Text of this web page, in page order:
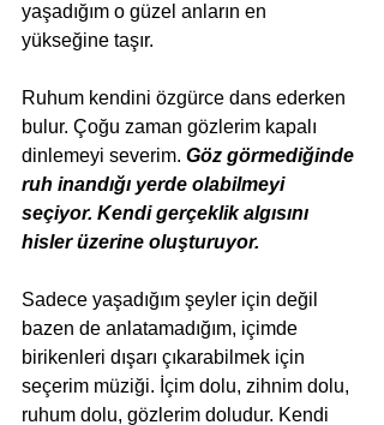
yaşadığım o güzel anların en
yükseğine taşır.
Ruhum kendini özgürce dans ederken
bulur. Çoğu zaman gözlerim kapalı
dinlemeyi severim. Göz görmediğinde
ruh inandığı yerde olabilmeyi
seçiyor. Kendi gerçeklik algısını
hisler üzerine oluşturuyor.
Sadece yaşadığım şeyler için değil
bazen de anlatamadığım, içimde
birikenleri dışarı çıkarabilmek için
seçerim müziği. İçim dolu, zihnim dolu,
ruhum dolu, gözlerim doludur. Kendi